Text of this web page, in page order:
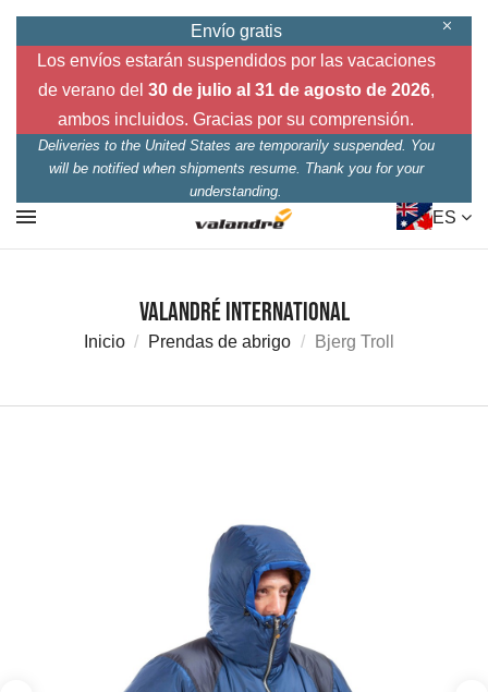
Envío gratis
Los envíos estarán suspendidos por las vacaciones
de verano del 30 de julio al 31 de agosto de 2026,
ambos incluidos. Gracias por su comprensión.
Deliveries to the United States are temporarily suspended. You
will be notified when shipments resume. Thank you for your
understanding.
ES
Valandré International
Inicio Prendas de abrigo Bjerg Troll